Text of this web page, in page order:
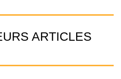
ARTICLES